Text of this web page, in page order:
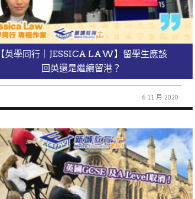
【英學同行｜JESSICA LAW】留學生應該
回英還是繼續留港？
6 11 月 2020